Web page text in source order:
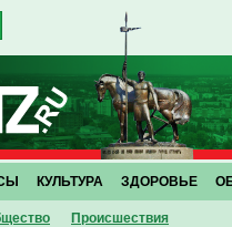
Проиcшествия
КУЛЬТУРА ЗДОРОВЬЕ